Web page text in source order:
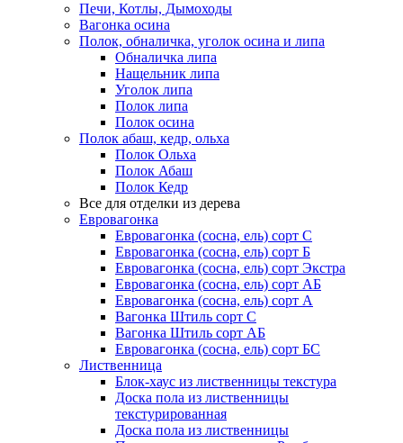
Печи, Котлы, Дымоходы
Вагонка осина
Полок, обналичка, уголок осина и липа
Обналичка липа
Нащельник липа
Уголок липа
Полок липа
Полок осина
Полок абаш, кедр, ольха
Полок Ольха
Полок Абаш
Полок Кедр
Все для отделки из дерева
Евровагонка
Евровагонка (сосна, ель) сорт С
Евровагонка (сосна, ель) сорт Б
Евровагонка (сосна, ель) сорт Экстра
Евровагонка (сосна, ель) сорт АБ
Евровагонка (сосна, ель) сорт А
Вагонка Штиль сорт С
Вагонка Штиль сорт АБ
Евровагонка (сосна, ель) сорт БС
Лиственница
Блок-хаус из лиственницы текстура
Доска пола из лиственницы
текстурированная
Доска пола из лиственницы